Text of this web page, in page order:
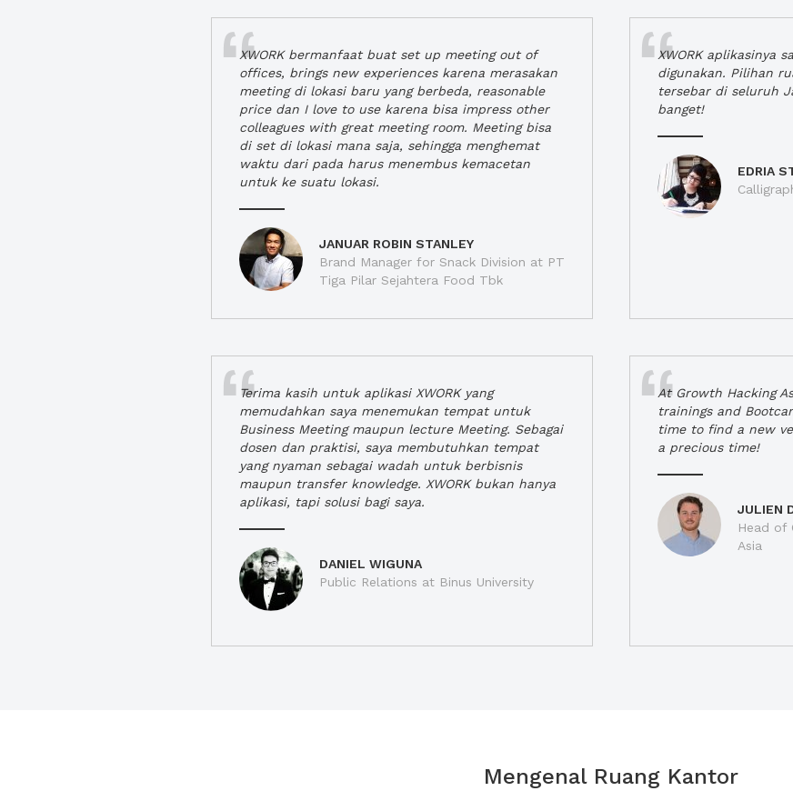
XWORK bermanfaat buat set up meeting out of
offices, brings new experiences karena merasakan
meeting di lokasi baru yang berbeda, reasonable
price dan I love to use karena bisa impress other
colleagues with great meeting room. Meeting bisa
di set di lokasi mana saja, sehingga menghemat
waktu dari pada harus menembus kemacetan
untuk ke suatu lokasi.
JANUAR ROBIN STANLEY
Brand Manager for Snack Division at PT
Tiga Pilar Sejahtera Food Tbk
XWORK aplikasinya
digunakan. Pilihan
tersebar di seluruh
banget!
EDRIA
Terima kasih untuk aplikasi XWORK yang
memudahkan saya menemukan tempat untuk
Business Meeting maupun lecture Meeting. Sebagai
dosen dan praktisi, saya membutuhkan tempat
yang nyaman sebagai wadah untuk berbisnis
maupun transfer knowledge. XWORK bukan hanya
aplikasi, tapi solusi bagi saya.
DANIEL WIGUNA
Public Relations at Binus University
At Growth Hacking
trainings and
time to find a new
a precious time!
JULIEN
Head of
Asia
Mengenal Ruang Kantor